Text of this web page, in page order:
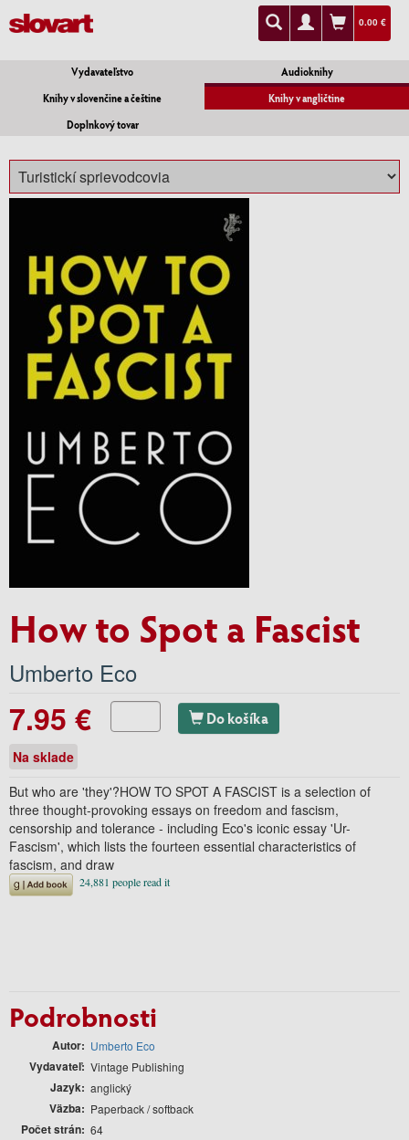
0.00 €
Vydavateľstvo
Audioknihy
Knihy v slovenčine a češtine
Knihy v angličtine
Doplnkový tovar
How to Spot a Fascist
Umberto Eco
7.95 € Do košíka
Na sklade
But who are 'they'?HOW TO SPOT A FASCIST is a selection of
three thought-provoking essays on freedom and fascism,
censorship and tolerance - including Eco's iconic essay 'Ur-
Fascism', which lists the fourteen essential characteristics of
fascism, and draw
Podrobnosti
Autor Umberto Eco
Vydavateľ Vintage Publishing
Jazyk anglický
Väzba Paperback / softback
Počet strán 64